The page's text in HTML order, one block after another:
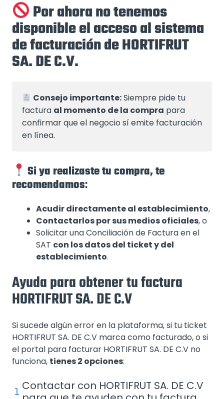
Por ahora no tenemos
disponible el acceso al sistema
de facturación de HORTIFRUT
SA. DE C.V.
Consejo importante: Siempre pide tu
factura al momento de la compra para
confirmar que el negocio sí emite facturación
en línea.
Si ya realizaste tu compra, te
recomendamos:
Acudir directamente al establecimiento,
Contactarlos por sus medios oficiales, o
Solicitar una Conciliación de Factura en el
SAT con los datos del ticket y del
establecimiento.
Ayuda para obtener tu factura
HORTIFRUT SA. DE C.V
Si sucede algún error en la plataforma, si tu ticket
HORTIFRUT SA. DE C.V marca como facturado, o si
el portal para facturar HORTIFRUT SA. DE C.V no
funciona, tienes 2 opciones:
Contactar con HORTIFRUT SA. DE C.V